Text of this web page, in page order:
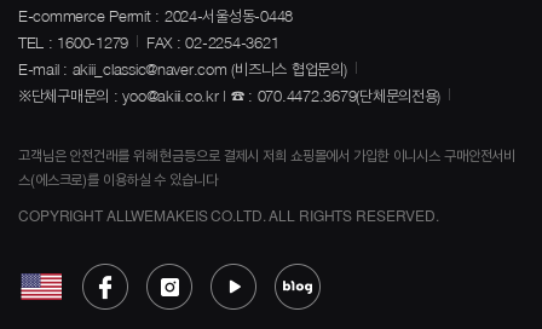
E-commerce Permit : 2024-서울성동-0448
TEL : 1600-1279
FAX : 02-2254-3621
E-mail : akiii_classic@naver.com (비즈니스 협업문의)
※단체구매문의 : yoo@akiii.co.kr | ☎ : 070.4472.3679(단체문의전용)
고객님은 안전건래를 위해 현금등으로 결제시 저희 쇼핑몰에서 가입한 이니시스 구매안전서비
스(에스크로)를 이용하실 수 있습니다
COPYRIGHT ALLWEMAKEIS CO.LTD. ALL RIGHTS RESERVED.